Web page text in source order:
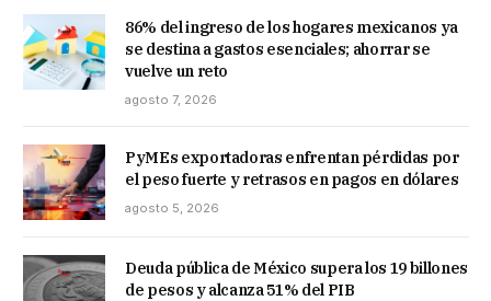
86% del ingreso de los hogares mexicanos ya
se destina a gastos esenciales; ahorrar se
vuelve un reto
agosto 7, 2026
PyMEs exportadoras enfrentan pérdidas por
el peso fuerte y retrasos en pagos en dólares
agosto 5, 2026
Deuda pública de México supera los 19 billones
de pesos y alcanza 51% del PIB